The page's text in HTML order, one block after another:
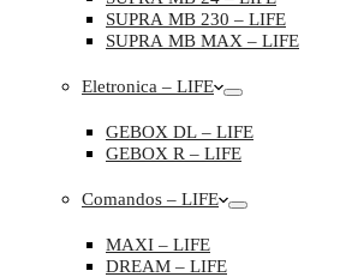
SUPRA MB 230 – LIFE
SUPRA MB MAX – LIFE
Eletronica – LIFE
GEBOX DL – LIFE
GEBOX R – LIFE
Comandos – LIFE
MAXI – LIFE
DREAM – LIFE